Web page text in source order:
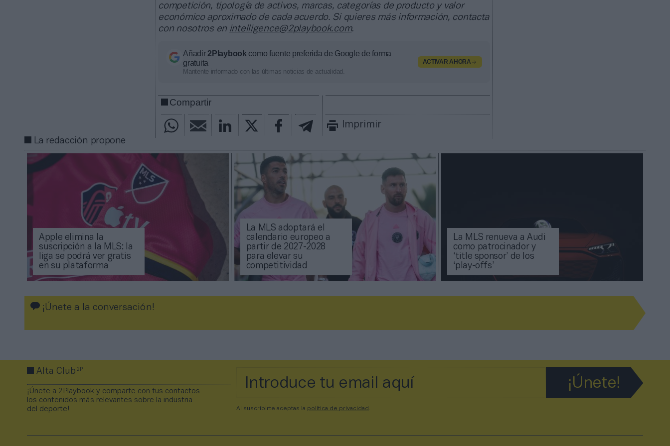
competición, tipología de activos, marcas, categorías de producto y valor
económico aproximado de cada acuerdo. Si quieres más información, contacta
con nosotros en intelligence@2playbook.com.
Añadir2Playbook como fuente preferida de Google de forma
gratuita
Mantente informado con las últimas noticias de actualidad.
ACTIVAR AHORA
Compartir
Imprimir
La redacción propone
Apple elimina la
suscripción a la MLS: la
liga se podrá ver gratis
en su plataforma
La MLS adoptará el
calendario europeo a
partir de 2027-2028
para elevar su
competitividad
La MLS renueva a Audi
como patrocinador y
‘title sponsor’ de los
‘play-offs’
¡Únete a la conversación!
Alta Club2P
¡Únete a 2Playbook y comparte con tus contactos
los contenidos más relevantes sobre la industria
del deporte!
Al suscribirte aceptas la política de privacidad .